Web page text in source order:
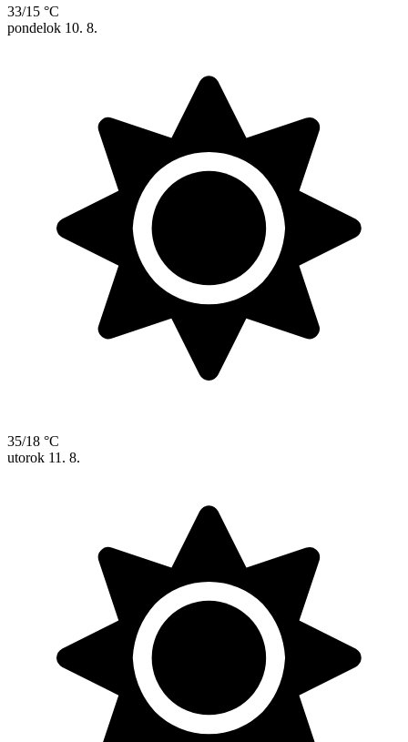
33/15 °C
pondelok 10. 8.
35/18 °C
utorok 11. 8.